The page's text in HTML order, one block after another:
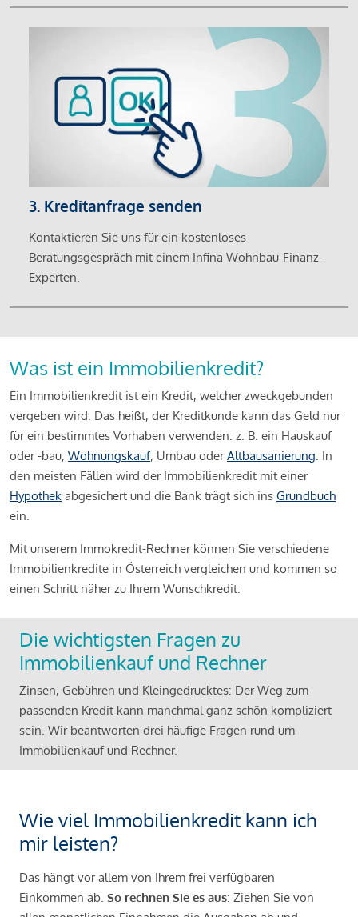
3. Kreditanfrage senden
Kontaktieren Sie uns für ein kostenloses
Beratungsgespräch mit einem Infina Wohnbau-Finanz-
Experten.
Was ist ein Immobilienkredit?
Ein Immobilienkredit ist ein Kredit, welcher zweckgebunden
vergeben wird. Das heißt, der Kreditkunde kann das Geld nur
für ein bestimmtes Vorhaben verwenden: z. B. ein Hauskauf
oder -bau, Wohnungskauf, Umbau oderAltbausanierung. In
den meisten Fällen wird der Immobilienkredit mit einer
Hypothek abgesichert und die Bank trägt sich ins Grundbuch
ein.
Mit unserem Immokredit-Rechner können Sie verschiedene
Immobilienkredite in Österreich vergleichen und kommen so
einen Schritt näher zu Ihrem Wunschkredit.
Die wichtigsten Fragen zu
Immobilienkauf und Rechner
Zinsen, Gebühren und Kleingedrucktes: Der Weg zum
passenden Kredit kann manchmal ganz schön kompliziert
sein. Wir beantworten drei häufige Fragen rund um
Immobilienkauf und Rechner.
Wie viel Immobilienkredit kann ich
mir leisten?
Das hängt vor allem von Ihrem frei verfügbaren
Einkommen ab. So rechnen Sie es aus: Ziehen Sie von